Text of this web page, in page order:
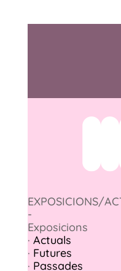
EXPOSICIONS/
-
Exposicions
· Actuals
· Futures
· Passades